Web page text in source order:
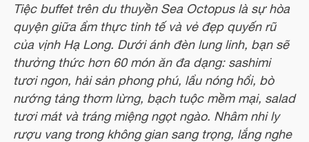
Tiệc buffet trên du thuyền Sea Octopus là sự hòa
quyện giữa ẩm thực tinh tế và vẻ đẹp quyến rũ
của vịnh Hạ Long. Dưới ánh đèn lung linh, bạn sẽ
thưởng thức hơn 60 món ăn đa dạng: sashimi
tươi ngon, hải sản phong phú, lẩu nóng hổi, bò
nướng tảng thơm lừng, bạch tuộc mềm mại, salad
tươi mát và tráng miệng ngọt ngào. Nhâm nhi ly
rượu vang trong không gian sang trọng, lắng nghe